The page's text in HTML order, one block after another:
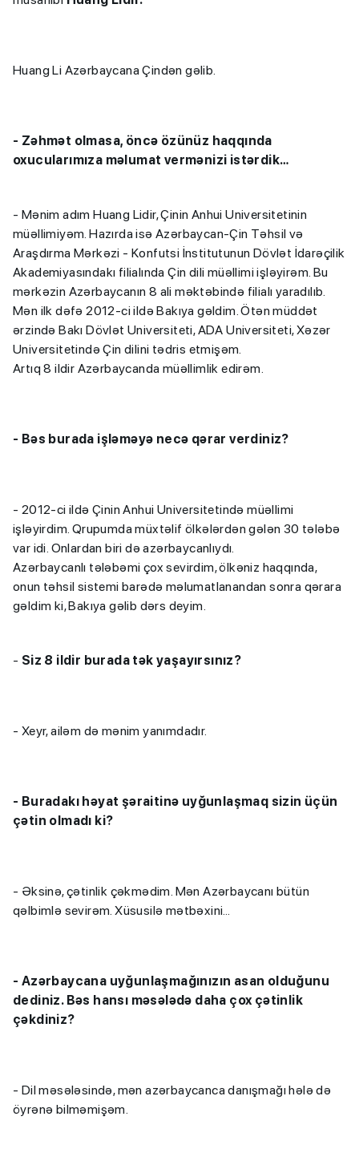
Huang Li Azərbaycana Çindən gəlib.
- Zəhmət olmasa, öncə özünüz haqqında
oxucularımıza məlumat vermənizi istərdik…
- Mənim adım Huang Lidir, Çinin Anhui Universitetinin
müəllimiyəm. Hazırda isə Azərbaycan-Çin Təhsil və
Araşdırma Mərkəzi - Konfutsi İnstitutunun Dövlət İdarəçilik
Akademiyasındakı filialında Çin dili müəllimi işləyirəm. Bu
mərkəzin Azərbaycanın 8 ali məktəbində filialı yaradılıb.
Mən ilk dəfə 2012-ci ildə Bakıya gəldim. Ötən müddət
ərzində Bakı Dövlət Universiteti, ADA Universiteti, Xəzər
Universitetində Çin dilini tədris etmişəm.
Artıq 8 ildir Azərbaycanda müəllimlik edirəm.
- Bəs burada işləməyə necə qərar verdiniz?
- 2012-ci ildə Çinin Anhui Universitetində müəllimi
işləyirdim. Qrupumda müxtəlif ölkələrdən gələn 30 tələbə
var idi. Onlardan biri də azərbaycanlıydı.
Azərbaycanlı tələbəmi çox sevirdim, ölkəniz haqqında,
onun təhsil sistemi barədə məlumatlanandan sonra qərara
gəldim ki, Bakıya gəlib dərs deyim.
- Siz 8 ildir burada tək yaşayırsınız?
- Xeyr, ailəm də mənim yanımdadır.
- Buradakı həyat şəraitinə uyğunlaşmaq sizin üçün
çətin olmadı ki?
- Əksinə, çətinlik çəkmədim. Mən Azərbaycanı bütün
qəlbimlə sevirəm. Xüsusilə mətbəxini…
- Azərbaycana uyğunlaşmağınızın asan olduğunu
dediniz. Bəs hansı məsələdə daha çox çətinlik
çəkdiniz?
- Dil məsələsində, mən azərbaycanca danışmağı hələ də
öyrənə bilməmişəm.